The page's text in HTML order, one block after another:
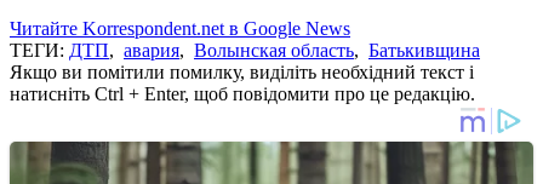
Читайте Korrespondent.net в Google News
ТЕГИ: ДТП, авария, Волынская область, Батькивщина
Якщо ви помітили помилку, виділіть необхідний текст і
натисніть Ctrl + Enter, щоб повідомити про це редакцію.